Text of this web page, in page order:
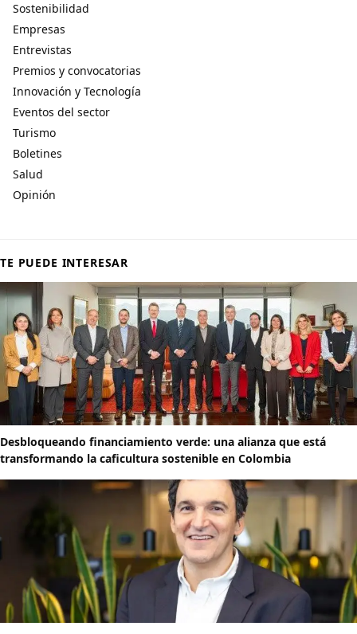
Sostenibilidad
Empresas
Entrevistas
Premios y convocatorias
Innovación y Tecnología
Eventos del sector
Turismo
Boletines
Salud
Opinión
TE PUEDE INTERESAR
Desbloqueando financiamiento verde: una alianza que está
transformando la caficultura sostenible en Colombia